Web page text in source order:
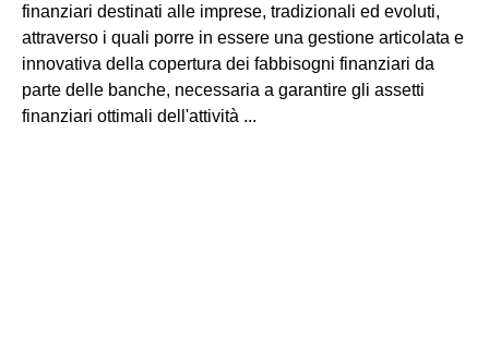
finanziari destinati alle imprese, tradizionali ed evoluti,
attraverso i quali porre in essere una gestione articolata e
innovativa della copertura dei fabbisogni finanziari da
parte delle banche, necessaria a garantire gli assetti
finanziari ottimali dell'attività ...